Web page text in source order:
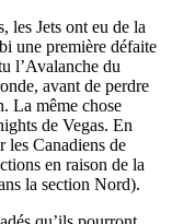
les Jets ont eu de la
une première défaite
l’Avalanche du
avant de perdre
La même chose
de Vegas. En
les Canadiens de
en raison de la
la section Nord).